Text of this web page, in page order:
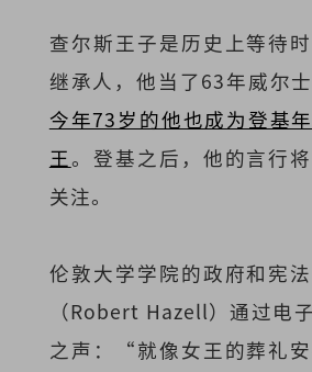
查尔斯王子是历史上等待
继承人，他当了63年威尔士
今年73岁的他也成为登基
王。登基之后，他的言行
关注。
伦敦大学学院的政府和宪
（Robert Hazell）通过电
之声：“就像女王的葬礼